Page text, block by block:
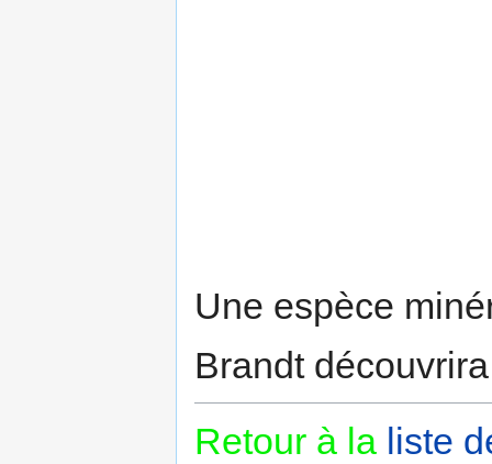
Une espèce
Brandt
Retour à la liste